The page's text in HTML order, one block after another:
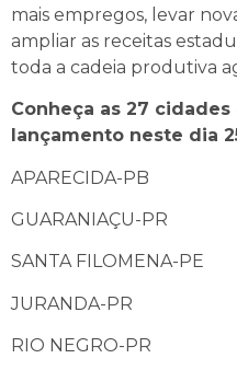
mais empregos, levar
ampliar as receitas
toda a cadeia produtiva
Conheça as 27
lançamento neste dia
APARECIDA-PB
GUARANIAÇU-PR
SANTA FILOMENA-PE
JURANDA-PR
RIO NEGRO-PR